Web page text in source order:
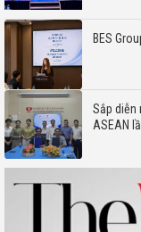
BES
Sắp diễn
ASEAN